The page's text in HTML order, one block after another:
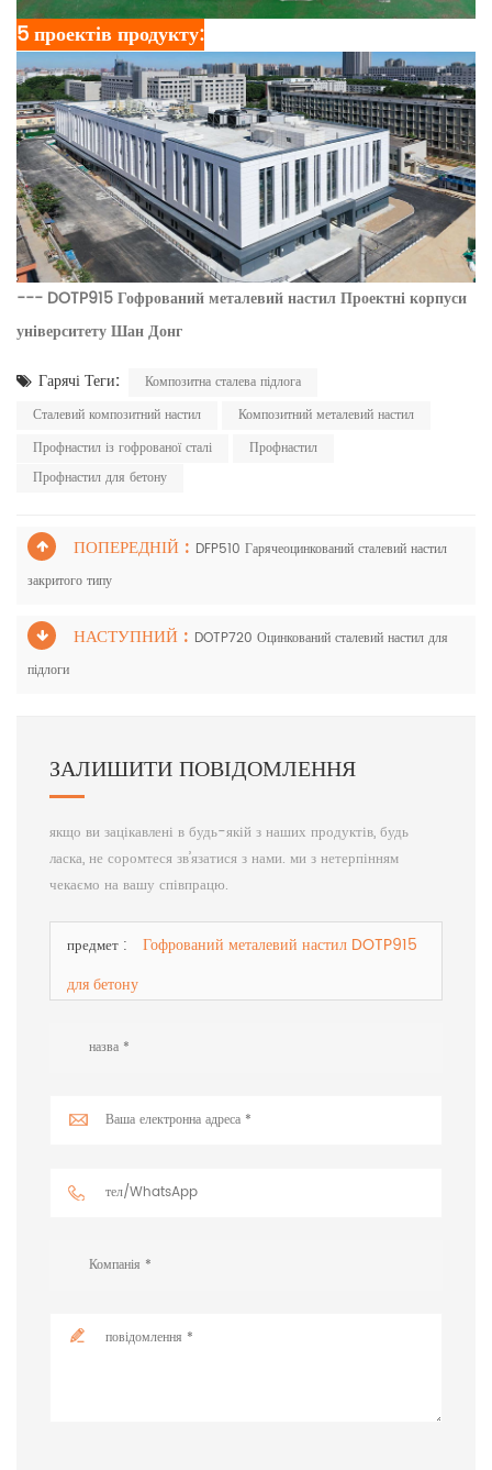
5 проектів продукту:
--- DOTP915 Гофрований металевий настил Проектні корпуси
університету Шан Донг
Гарячі Теги:
Композитна сталева підлога
Сталевий композитний настил
Композитний металевий настил
Профнастил із гофрованої сталі
Профнастил
Профнастил для бетону
ПОПЕРЕДНІЙ : DFP510 Гарячеоцинкований сталевий настил
закритого типу
НАСТУПНИЙ : DOTP720 Оцинкований сталевий настил для
підлоги
ЗАЛИШИТИ ПОВІДОМЛЕННЯ
якщо ви зацікавлені в будь-якій з наших продуктів, будь
ласка, не соромтеся зв’язатися з нами. ми з нетерпінням
чекаємо на вашу співпрацю.
предмет :
Гофрований металевий настил DOTP915
для бетону